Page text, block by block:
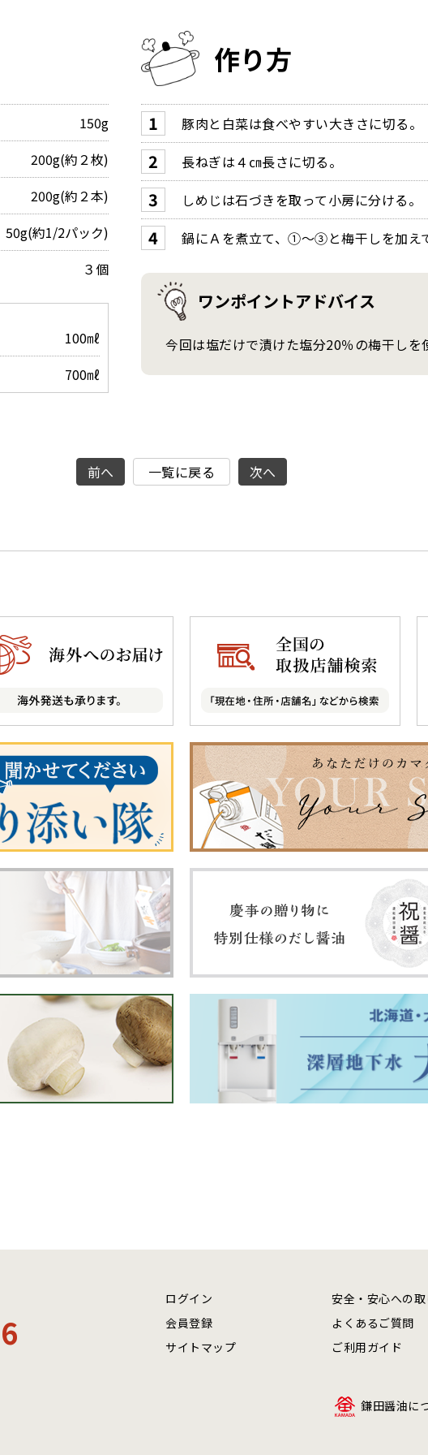
150g
200g(約２枚)
200g(約２本)
50g(約1/2パック)
３個
100㎖
700㎖
作り方
豚肉と白菜は食べやすい大きさに切る。
長ねぎは４㎝長さに切る。
しめじは石づきを取って小房に分ける。
鍋にＡを煮立て、①～③と梅干しを加え
ワンポイントアドバイス
今回は塩だけで漬けた塩分20％の梅干しを
前へ 一覧に戻る 次へ
ログイン
会員登録
サイトマップ
安全・安心への
よくあるご質問
ご利用ガイド
鎌田醤油に